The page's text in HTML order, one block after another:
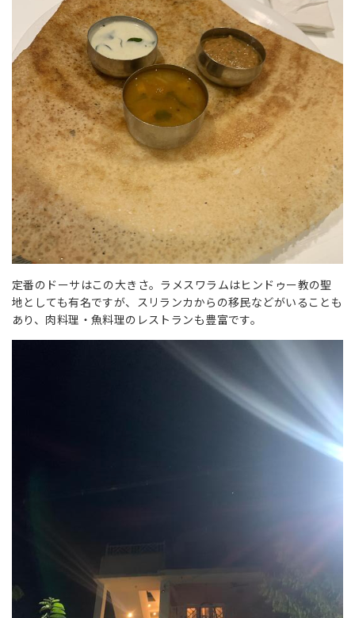
定番のドーサはこの大きさ。ラメスワラムはヒンドゥー教の聖
地としても有名ですが、スリランカからの移民などがいることも
あり、肉料理・魚料理のレストランも豊富です。